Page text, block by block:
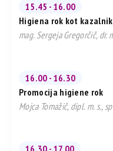
15.45 - 16.00
Higiena rok kot
mag. Sergeja Gregorčič, dr.
16.00 - 16.30
Promocija higiene rok
Mojca Tomažič, dipl. m. s.,
16.30 - 17.00